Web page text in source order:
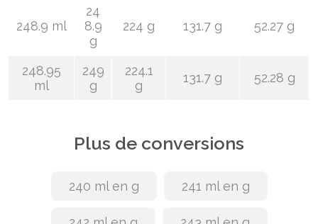
248.9 ml
24
8.9
g
224 g 131.7 g 52.27 g
248.95
ml
249
g
224.1
g
131.7 g 52.28 g
Plus de conversions
240 ml en g 241 ml en g